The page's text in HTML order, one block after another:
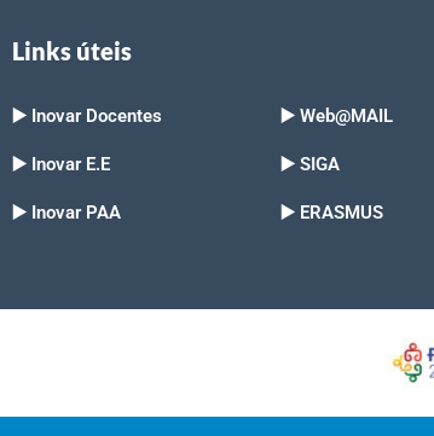
Links úteis
▶️ Inovar Docentes
▶️ Inovar E.E
▶️ Inovar PAA
▶️ Web@MAIL
▶️ SIGA
▶️ ERASMUS